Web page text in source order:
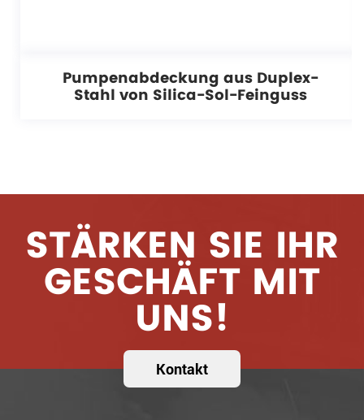
Pumpenabdeckung aus Duplex-
Stahl von Silica-Sol-Feinguss
STÄRKEN SIE IHR
GESCHÄFT MIT
UNS!
Kontakt